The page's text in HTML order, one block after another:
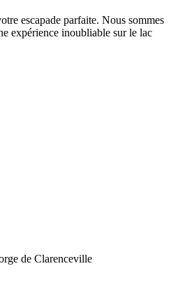
escapade parfaite. Nous sommes
expérience inoubliable sur le lac
de Clarenceville